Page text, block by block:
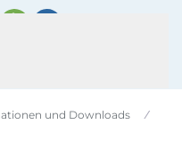
und Downloads